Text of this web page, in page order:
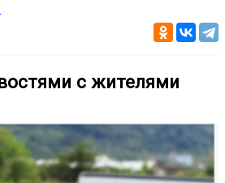
с жителями